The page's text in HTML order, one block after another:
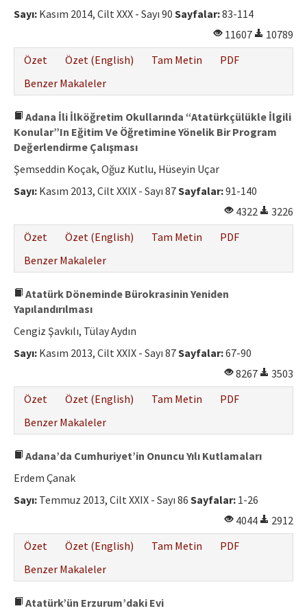
Sayı: Kasım 2014, Cilt XXX - Sayı 90 Sayfalar:83-114
11607
10789
Özet
Özet (English) Tam Metin
PDF
Benzer Makaleler
Adana İli İlköğretim Okullarında “Atatürkçülükle İlgili
Konular”In Eğitim Ve Öğretimine Yönelik Bir Program
Değerlendirme Çalışması
Şemseddin Koçak, Oğuz Kutlu, Hüseyin Uçar
Sayı: Kasım 2013, Cilt XXIX - Sayı 87Sayfalar:91-140
4322
3226
Özet
Özet (English) Tam Metin
PDF
Benzer Makaleler
Atatürk Döneminde Bürokrasinin Yeniden
Yapılandırılması
Cengiz Şavkılı, Tülay Aydın
Sayı: Kasım 2013, Cilt XXIX - Sayı 87Sayfalar:67-90
8267
3503
Özet
Özet (English) Tam Metin
PDF
Benzer Makaleler
Adana’da Cumhuriyet’in Onuncu Yılı Kutlamaları
Erdem Çanak
Sayı: Temmuz 2013, Cilt XXIX - Sayı 86 Sayfalar: 1-26
4044
2912
Özet
Özet (English) Tam Metin
PDF
Benzer Makaleler
Atatürk’ün Erzurum’daki Evi